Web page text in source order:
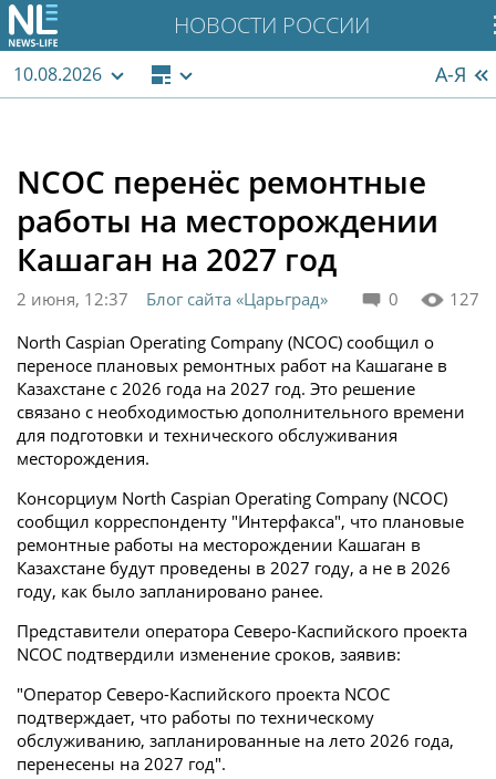
НОВОСТИ РОССИИ
10.08.2026 А-Я
NCOC перенёс ремонтные
работы на месторождении
Кашаган на 2027 год
0 127
2 июня, 12:37
Блог сайта «Царьград»
North Caspian Operating Company (NCOC) сообщил о
переносе плановых ремонтных работ на Кашагане в
Казахстане с 2026 года на 2027 год. Это решение
связано с необходимостью дополнительного времени
для подготовки и технического обслуживания
месторождения.
Консорциум North Caspian Operating Company (NCOC)
сообщил корреспонденту "Интерфакса", что плановые
ремонтные работы на месторождении Кашаган в
Казахстане будут проведены в 2027 году, а не в 2026
году, как было запланировано ранее.
Представители оператора Северо-Каспийского проекта
NCOC подтвердили изменение сроков, заявив:
"Оператор Северо-Каспийского проекта NCOC
подтверждает, что работы по техническому
обслуживанию, запланированные на лето 2026 года,
перенесены на 2027 год".